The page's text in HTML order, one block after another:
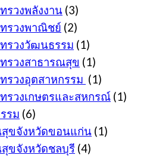
รวงพลังงาน (3)
รวงพาณิชย์ (2)
รวงวัฒนธรรม (1)
รวงสาธารณสุข (1)
รวงอุตสาหกรรม (1)
รวงเกษตรและสหกรณ์ (1)
รม (6)
ขจังหวัดขอนแก่น (1)
ขจังหวัดชลบุรี (4)